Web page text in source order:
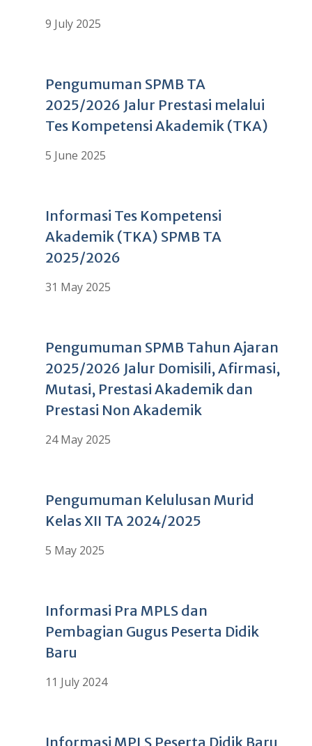
9 July 2025
Pengumuman SPMB TA
2025/2026 Jalur Prestasi melalui
Tes Kompetensi Akademik (TKA)
5 June 2025
Informasi Tes Kompetensi
Akademik (TKA) SPMB TA
2025/2026
31 May 2025
Pengumuman SPMB Tahun Ajaran
2025/2026 Jalur Domisili, Afirmasi,
Mutasi, Prestasi Akademik dan
Prestasi Non Akademik
24 May 2025
Pengumuman Kelulusan Murid
Kelas XII TA 2024/2025
5 May 2025
Informasi Pra MPLS dan
Pembagian Gugus Peserta Didik
Baru
11 July 2024
Informasi MPLS Peserta Didik Baru